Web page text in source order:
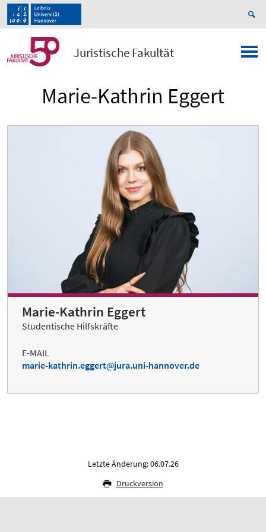
Juristische Fakultät
Marie-Kathrin Eggert
Marie-Kathrin Eggert
Studentische Hilfskräfte
E-MAIL
marie-kathrin.eggert
jura.uni-hannover.de
Letzte Änderung: 06.07.26
Druckversion